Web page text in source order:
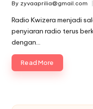
Posted
by
By zyvaaprilia@gmail.com
Radio Kwizera menjadi
penyiaran radio terus
dengan…
Read More